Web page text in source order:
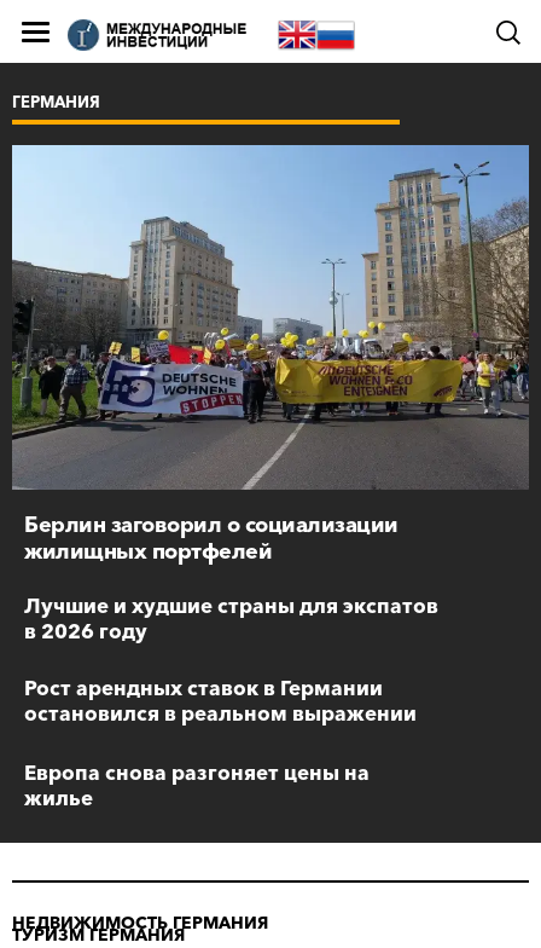
Берлин заговорил о социализации
жилищных портфелей
ГЕРМАНИЯ
Лучшие и худшие страны для экспатов
в 2026 году
Рост арендных ставок в Германии
остановился в реальном выражении
Европа снова разгоняет цены на
жилье
НЕДВИЖИМОСТЬ ГЕРМАНИЯ
ТУРИЗМ ГЕРМАНИЯ